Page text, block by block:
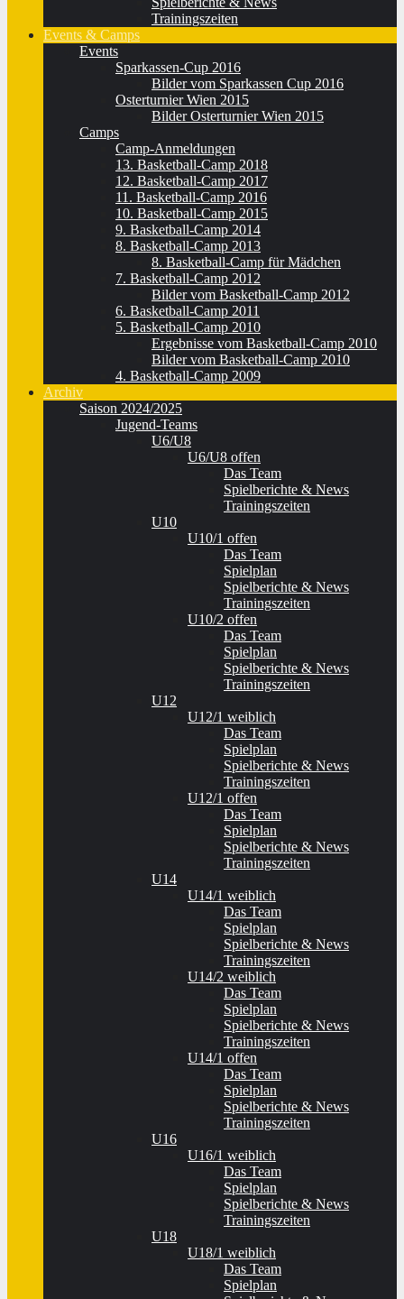
Trainingszeiten
Events & Camps
Events
Sparkassen-Cup 2016
Bilder vom Sparkassen Cup 2016
Osterturnier Wien 2015
Bilder Osterturnier Wien 2015
Camps
Camp-Anmeldungen
13. Basketball-Camp 2018
12. Basketball-Camp 2017
11. Basketball-Camp 2016
10. Basketball-Camp 2015
9. Basketball-Camp 2014
8. Basketball-Camp 2013
8. Basketball-Camp für Mädchen
7. Basketball-Camp 2012
Bilder vom Basketball-Camp 2012
6. Basketball-Camp 2011
5. Basketball-Camp 2010
Ergebnisse vom Basketball-Camp 2010
Bilder vom Basketball-Camp 2010
4. Basketball-Camp 2009
Archiv
Saison 2024/2025
Jugend-Teams
U6/U8
U6/U8 offen
Das Team
Spielberichte & News
Trainingszeiten
U10
U10/1 offen
Das Team
Spielplan
Spielberichte & News
Trainingszeiten
U10/2 offen
Das Team
Spielplan
Spielberichte & News
Trainingszeiten
U12
U12/1 weiblich
Das Team
Spielplan
Spielberichte & News
Trainingszeiten
U12/1 offen
Das Team
Spielplan
Spielberichte & News
Trainingszeiten
U14
U14/1 weiblich
Das Team
Spielplan
Spielberichte & News
Trainingszeiten
U14/2 weiblich
Das Team
Spielplan
Spielberichte & News
Trainingszeiten
U14/1 offen
Das Team
Spielplan
Spielberichte & News
Trainingszeiten
U16
U16/1 weiblich
Das Team
Spielplan
Spielberichte & News
Trainingszeiten
U18
U18/1 weiblich
Das Team
Spielplan